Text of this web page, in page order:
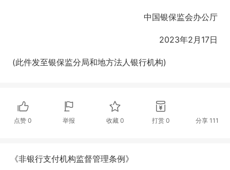
中国银保监会办公厅
2023年2月17日
(此件发至银保监分局和地方法人银行机构)
点赞0 举报 收藏 0 打赏0 分享 111
《非银行支付机构监督管理条例》